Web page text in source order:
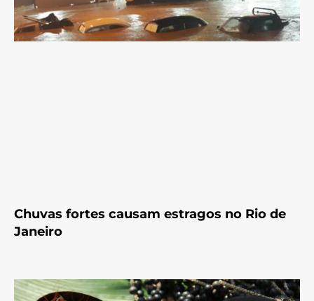
Chuvas fortes causam estragos no Rio de
Janeiro